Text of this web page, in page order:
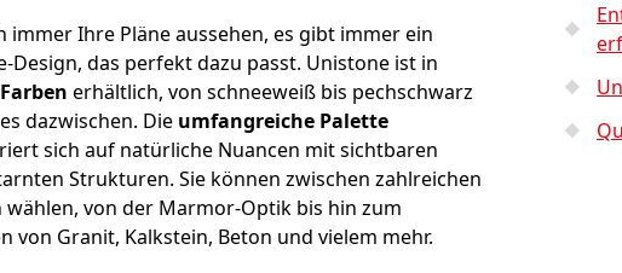
immer Ihre Pläne aussehen, es gibt immer ein
Design, das perfekt dazu passt. Unistone ist in
erhältlich, von schneeweiß bis pechschwarz
dazwischen. Die umfangreiche Palette
sich auf natürliche Nuancen mit sichtbaren
Strukturen. Sie können zwischen zahlreichen
wählen, von der Marmor-Optik bis hin zum
von Granit, Kalkstein, Beton und vielem mehr.